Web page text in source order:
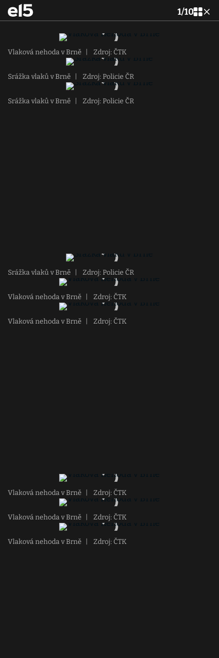
1/10
Vlaková nehoda v Brně Zdroj: ČTK
Srážka vlaků v Brně Zdroj: Policie ČR
Srážka vlaků v Brně Zdroj: Policie ČR
Srážka vlaků v Brně Zdroj: Policie ČR
Vlaková nehoda v Brně Zdroj: ČTK
Vlaková nehoda v Brně Zdroj: ČTK
Vlaková nehoda v Brně Zdroj: ČTK
Vlaková nehoda v Brně Zdroj: ČTK
Vlaková nehoda v Brně Zdroj: ČTK